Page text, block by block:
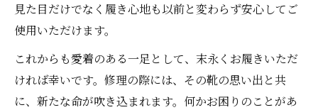
見た目だけでなく履き心地も以前と変わらず安心してご
使用いただけます。
これからも愛着のある一足として、末永くお履きいただ
ければ幸いです。修理の際には、その靴の思い出と共
に、新たな命が吹き込まれます。何かお困りのことがあ